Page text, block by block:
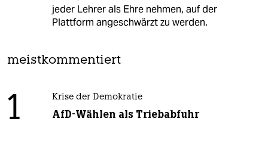
jeder Lehrer als Ehre nehmen, auf der
Plattform angeschwärzt zu werden.
meistkommentiert
1 Krise der Demokratie
AfD-Wählen als Triebabfuhr